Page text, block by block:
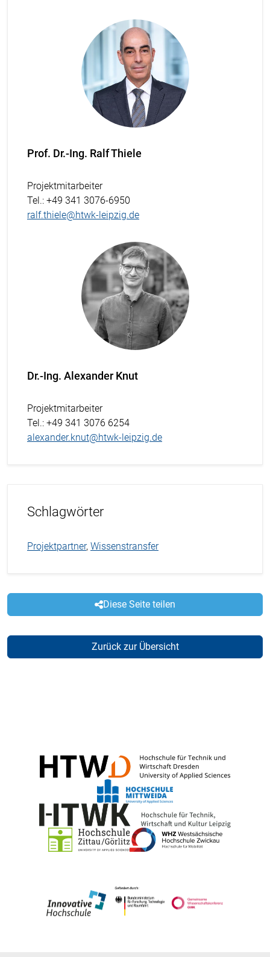
Prof. Dr.-Ing. Ralf Thiele
Projektmitarbeiter
Tel.: +49 341 3076-6950
ralf.thiele@htwk-leipzig.de
Dr.-Ing. Alexander Knut
Projektmitarbeiter
Tel.: +49 341 3076 6254
alexander.knut@htwk-leipzig.de
Schlagwörter
Projektpartner, Wissenstransfer
Diese Seite teilen
Zurück zur Übersicht